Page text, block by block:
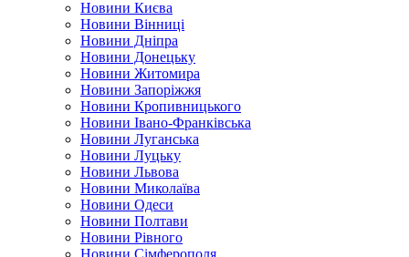
Новини Києва
Новини Вінниці
Новини Дніпра
Новини Донецьку
Новини Житомира
Новини Запоріжжя
Новини Кропивницького
Новини Івано-Франківська
Новини Луганська
Новини Луцьку
Новини Львова
Новини Миколаїва
Новини Одеси
Новини Полтави
Новини Рівного
Новини Сімферополя